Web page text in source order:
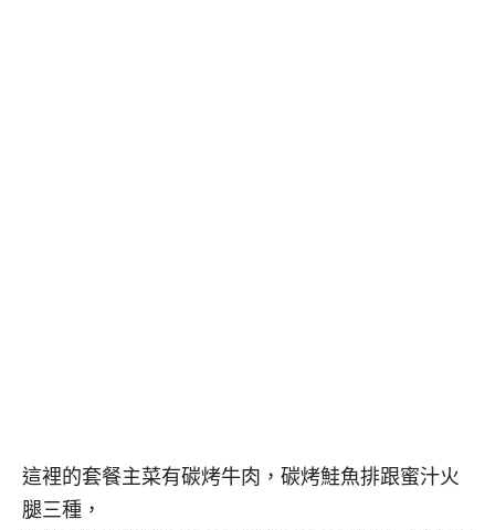
這裡的套餐主菜有碳烤牛肉，碳烤鮭魚排跟蜜汁火
腿三種，